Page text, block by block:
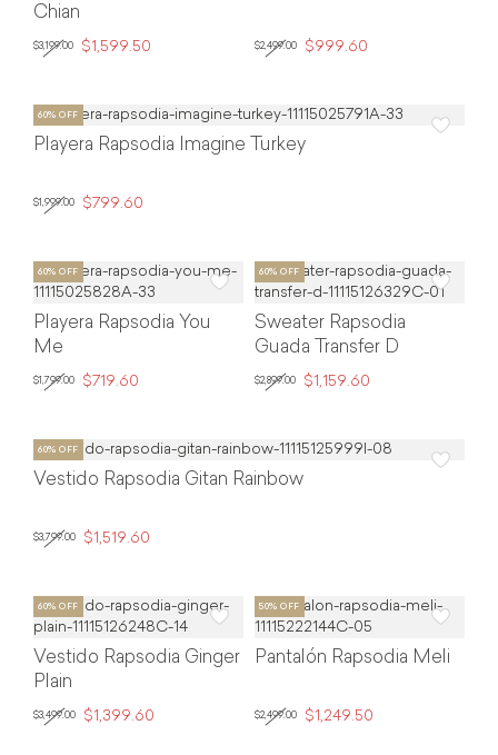
Chian
$3,199.00 $1,599.50 $2,499.00 $999.60
Playera Rapsodia Imagine Turkey
$1,999.00 $799.60
Playera Rapsodia You
Me
$1,799.00 $719.60
Sweater Rapsodia
Guada Transfer D
$2,899.00 $1,159.60
Vestido Rapsodia Gitan Rainbow
$3,799.00 $1,519.60
Vestido Rapsodia Ginger
Plain
$3,499.00 $1,399.60
Pantalón Rapsodia Meli
$2,499.00 $1,249.50